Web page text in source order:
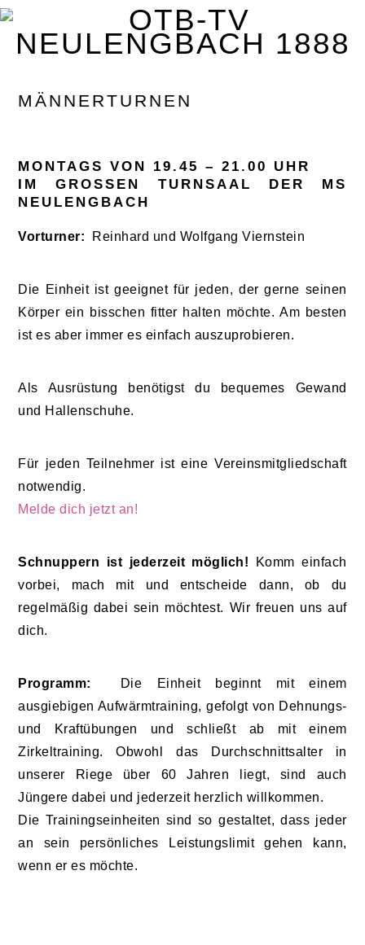
Zur
Hauptnavigation
springen
Zum
Inhalt
springen
Zur
Seitenspalte
springen
Zur
Fußzeile
springen
MÄNNERTURNEN
MONTAGS VON 19.45 – 21.00 UHR
IM GROSSEN TURNSAAL DER MS N
EULENGBACH
Vorturner: Reinhard und Wolfgang Viernstein
Die Einheit ist geeignet für jeden, der gerne seinen
Körper ein bisschen fitter halten möchte. Am besten
ist es aber immer es einfach auszuprobieren.
Als Ausrüstung benötigst du bequemes Gewand
und Hallenschuhe.
Für jeden Teilnehmer ist eine Vereinsmitgliedschaft
notwendig.
Melde dich jetzt an!
Schnuppern ist jederzeit möglich! Komm einfach
vorbei, mach mit und entscheide dann, ob du
regelmäßig dabei sein möchtest. Wir freuen uns auf
dich.
Programm:
Die Einheit beginnt mit einem
ausgiebigen Aufwärmtraining, gefolgt von Dehnungs-
und Kraftübungen und schließt ab mit einem
Zirkeltraining. Obwohl das Durchschnittsalter in
unserer Riege über 60 Jahren liegt, sind auch
Jüngere dabei und jederzeit herzlich willkommen.
Die Trainingseinheiten sind so gestaltet, dass jeder
an sein persönliches Leistungslimit gehen kann,
wenn er es möchte.